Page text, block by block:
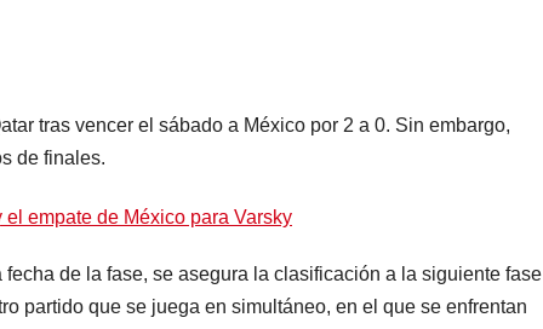
tras vencer el sábado a México por 2 a 0. Sin embargo,
de finales.
de la fase, se asegura la clasificación a la siguiente fase
partido que se juega en simultáneo, en el que se enfrentan